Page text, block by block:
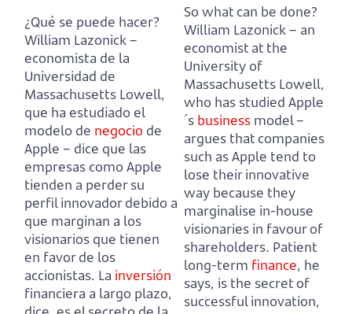
¿Qué se puede hacer?
William Lazonick –
economista de la
Universidad de
Massachusetts Lowell,
que ha estudiado el
modelo de negocio de
Apple – dice que las
empresas como Apple
tienden a perder su
perfil innovador debido a
que marginan a los
visionarios que tienen
en favor de los
accionistas. La inversión
financiera a largo plazo,
So what can be done?
William Lazonick – an
economist at the
University of
Massachusetts Lowell,
who has studied Apple
´s business model –
argues that companies
such as Apple tend to
lose their innovative
way because they
marginalise in-house
visionaries in favour of
shareholders. Patient
long-term finance, he
says, is the secret of
successful innovation,